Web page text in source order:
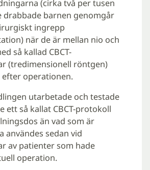
(cirka två per tusen
drabbade barnen genomgår
ingrepp
när de är mellan nio och
så kallad CBCT-
(tredimensionell röntgen)
efter operationen.
utarbetade och testade
ett så kallat CBCT-protokoll
än vad som är
användes sedan vid
av patienter som hade
operation.